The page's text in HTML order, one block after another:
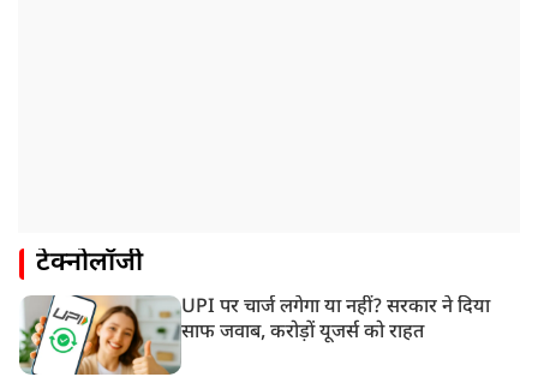
टेक्नोलॉजी
UPI पर चार्ज लगेगा या नहीं? सरकार ने दिया
साफ जवाब, करोड़ों यूजर्स को राहत